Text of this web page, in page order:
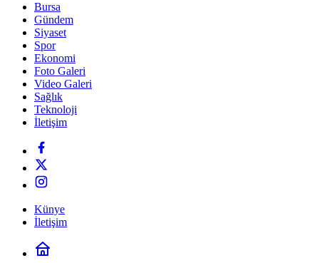
Bursa
Gündem
Siyaset
Spor
Ekonomi
Foto Galeri
Video Galeri
Sağlık
Teknoloji
İletişim
Künye
İletişim